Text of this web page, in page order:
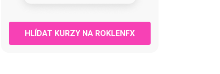
HLÍDAT KURZY NA ROKLENFX